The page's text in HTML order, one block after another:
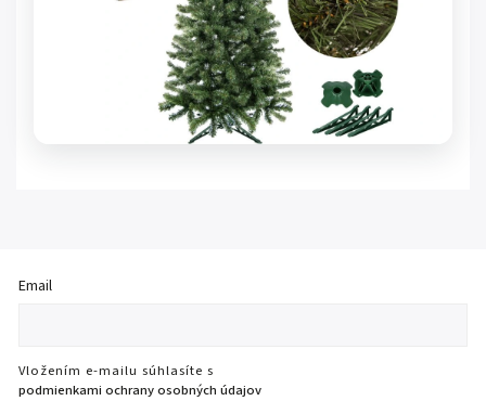
Email
Vložením e-mailu súhlasíte s
podmienkami ochrany osobných údajov